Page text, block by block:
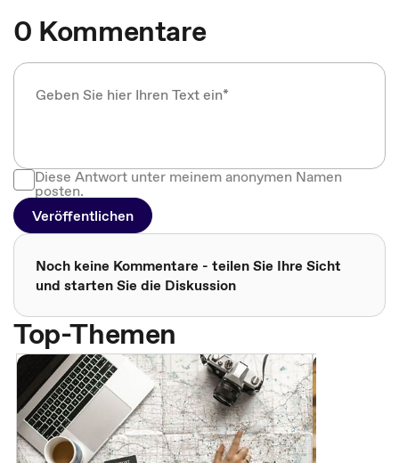
0 Kommentare
Diese Antwort unter meinem anonymen Namen
posten.
Veröffentlichen
Noch keine Kommentare - teilen Sie Ihre Sicht
und starten Sie die Diskussion
Top-Themen